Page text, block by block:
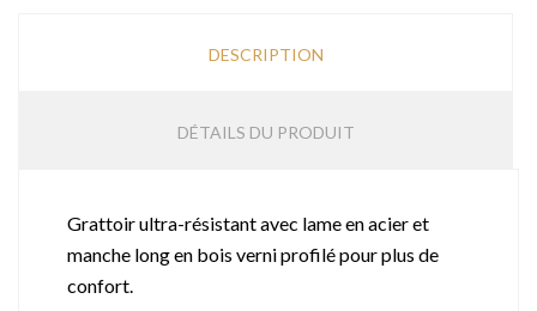
DESCRIPTION
DÉTAILS DU PRODUIT
Grattoir ultra-résistant avec lame en acier et
manche long en bois verni profilé pour plus de
confort.